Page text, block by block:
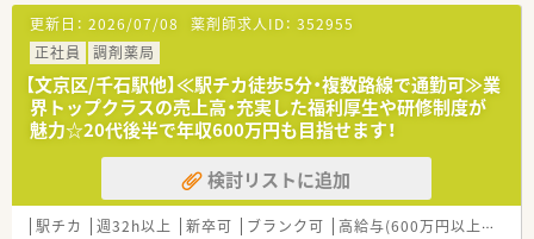
【法人特徴について】
■創業30年を迎え、1都3県に100店舗以上を展開するチェーン薬
局でありながら、現場主義を貫くアットホームな社風が魅力で
す。
■全店舗の9割で在宅医療を実施しており、地域体制加算の取得
率も7割を超えるなど、地域医療への貢献度が非常に高い法人で
す。
■エリア採用制を導入しているため、自宅から60分圏内での配
属が確約されており、遠方への異動や応援は原則としてありませ
ん。
更新日： 2026/07/08 薬剤師求人ID： 352955
正社員
調剤薬局
【文京区/千石駅他】≪駅チカ徒歩5分・複数路線で通勤可≫業
界トップクラスの売上高・充実した福利厚生や研修制度が
魅力☆20代後半で年収600万円も目指せます！
検討リストに追加
駅チカ 週32h以上 新卒可 ブランク可 高給与(600万円以上)